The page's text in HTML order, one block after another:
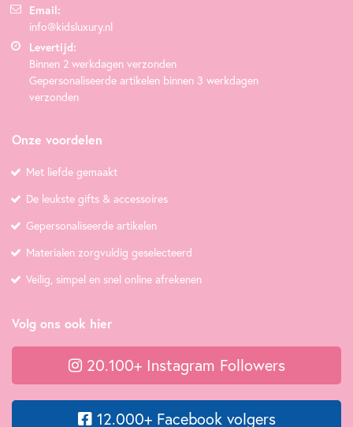
Email:
info@kidsluxury.nl
Levertijd:
Binnen 2 werkdagen verzonden
Gepersonaliseerde artikelen binnen 3 werkdagen
verzonden
Onze voordelen
Met liefde gemaakt
De leukste gifts & accessoires
Gepersonaliseerde artikelen
Materialen zorgvuldig geselecteerd
Veilig, simpel en snel online afrekenen
Volg ons ook hier
20.100+ Instagram Followers
12.000+ Facebook volgers